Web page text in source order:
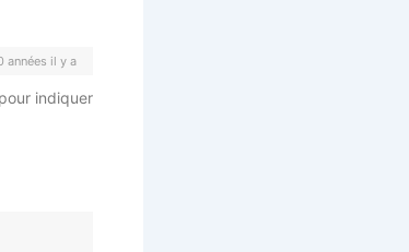
années il y a
indiquer